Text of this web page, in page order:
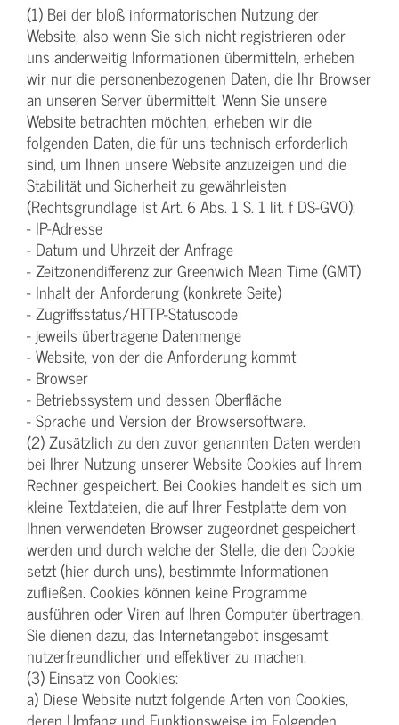
(1) Bei der bloß informatorischen Nutzung der
Website, also wenn Sie sich nicht registrieren oder
uns anderweitig Informationen übermitteln, erheben
wir nur die personenbezogenen Daten, die Ihr Browser
an unseren Server übermittelt. Wenn Sie unsere
Website betrachten möchten, erheben wir die
folgenden Daten, die für uns technisch erforderlich
sind, um Ihnen unsere Website anzuzeigen und die
Stabilität und Sicherheit zu gewährleisten
(Rechtsgrundlage ist Art. 6 Abs. 1 S. 1 lit. f DS-GVO):
- IP-Adresse
- Datum und Uhrzeit der Anfrage
- Zeitzonendifferenz zur Greenwich Mean Time (GMT)
- Inhalt der Anforderung (konkrete Seite)
- Zugriffsstatus/HTTP-Statuscode
- jeweils übertragene Datenmenge
- Website, von der die Anforderung kommt
- Browser
- Betriebssystem und dessen Oberfläche
- Sprache und Version der Browsersoftware.
(2) Zusätzlich zu den zuvor genannten Daten werden
bei Ihrer Nutzung unserer Website Cookies auf Ihrem
Rechner gespeichert. Bei Cookies handelt es sich um
kleine Textdateien, die auf Ihrer Festplatte dem von
Ihnen verwendeten Browser zugeordnet gespeichert
werden und durch welche der Stelle, die den Cookie
setzt (hier durch uns), bestimmte Informationen
zufließen. Cookies können keine Programme
ausführen oder Viren auf Ihren Computer übertragen.
Sie dienen dazu, das Internetangebot insgesamt
nutzerfreundlicher und effektiver zu machen.
(3) Einsatz von Cookies:
a) Diese Website nutzt folgende Arten von Cookies,